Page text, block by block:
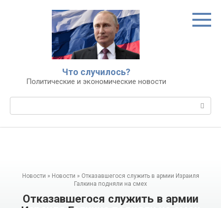
Что случилось?
Политические и экономические новости
Новости » Новости » Отказавшегося служить в армии Израиля
Галкина подняли на смех
Отказавшегося служить в армии